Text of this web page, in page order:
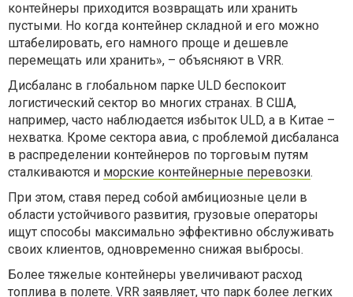
контейнеры приходится возвращать или хранить
пустыми. Но когда контейнер складной и его можно
штабелировать, его намного проще и дешевле
перемещать или хранить», – объясняют в VRR.
Дисбаланс в глобальном парке ULD беспокоит
логистический сектор во многих странах. В США,
например, часто наблюдается избыток ULD, а в Китае –
нехватка. Кроме сектора авиа, с проблемой дисбаланса
в распределении контейнеров по торговым путям
сталкиваются и морские контейнерные перевозки.
При этом, ставя перед собой амбициозные цели в
области устойчивого развития, грузовые операторы
ищут способы максимально эффективно обслуживать
своих клиентов, одновременно снижая выбросы.
Более тяжелые контейнеры увеличивают расход
топлива в полете. VRR заявляет, что парк более легких